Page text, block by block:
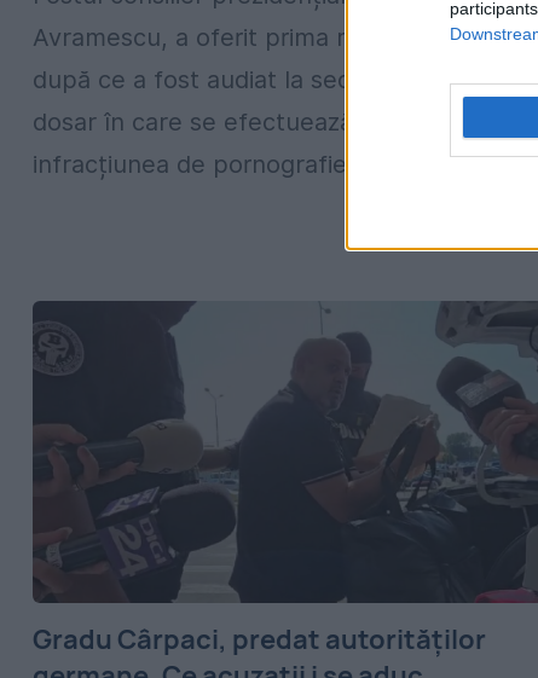
Avramescu, a oferit prima reacție publică
după ce a fost audiat la sediul DIICOT într-
dosar în care se efectuează cercetări privind
infracțiunea de pornografie infantilă....
Gradu Cârpaci, predat autorităților